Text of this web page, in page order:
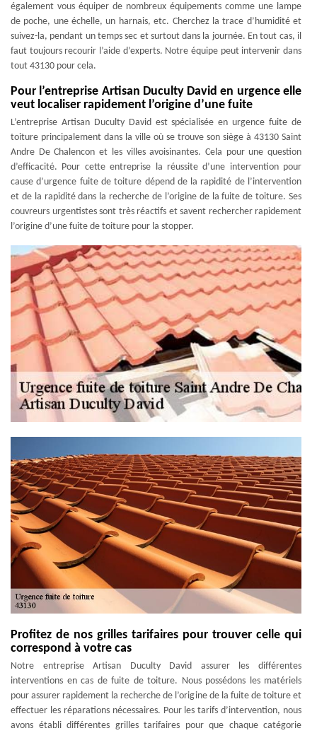
également vous équiper de nombreux équipements comme une lampe
de poche, une échelle, un harnais, etc. Cherchez la trace d’humidité et
suivez-la, pendant un temps sec et surtout dans la journée. En tout cas, il
faut toujours recourir l’aide d’experts. Notre équipe peut intervenir dans
tout 43130 pour cela.
Pour l’entreprise Artisan Duculty David en urgence elle
veut localiser rapidement l’origine d’une fuite
L’entreprise Artisan Duculty David est spécialisée en urgence fuite de
toiture principalement dans la ville où se trouve son siège à 43130 Saint
Andre De Chalencon et les villes avoisinantes. Cela pour une question
d’efficacité. Pour cette entreprise la réussite d’une intervention pour
cause d’urgence fuite de toiture dépend de la rapidité de l’intervention
et de la rapidité dans la recherche de l’origine de la fuite de toiture. Ses
couvreurs urgentistes sont très réactifs et savent rechercher rapidement
l’origine d’une fuite de toiture pour la stopper.
Profitez de nos grilles tarifaires pour trouver celle qui
correspond à votre cas
Notre entreprise Artisan Duculty David assurer les différentes
interventions en cas de fuite de toiture. Nous possédons les matériels
pour assurer rapidement la recherche de l’origine de la fuite de toiture et
effectuer les réparations nécessaires. Pour les tarifs d’intervention, nous
avons établi différentes grilles tarifaires pour que chaque catégorie